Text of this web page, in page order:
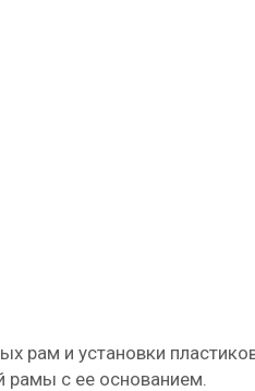
рам и установки
рамы с ее основанием.